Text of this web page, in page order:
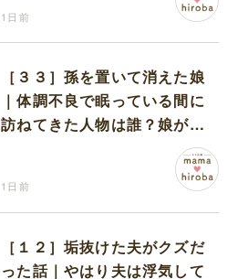
1日前
［３３］孫を置いて消えた娘
｜体調不良で眠っている間に
訪ねてきた人物は誰？娘が戻
ってきたのかと不安になる
1日前
［１２］垢抜けた夫がクズだ
った話｜やはり夫は浮気して